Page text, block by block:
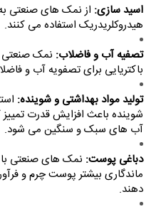
اسید سازی: از نمک های صنعتی
هیدروکلریدریک استفاده می کنند.
تصفیه آب و فاضلاب: نمک صنعتی
باکتریایی برای تصفویه آب و
تولید مواد بهداشتی و شوینده:
شوینده باعث افزایش قدرت
آب های سبک و سنگین می شود.
دباغی پوست: نمک های صنعتی با
ماندگاری بیشتر پوست چرم و
دهند.